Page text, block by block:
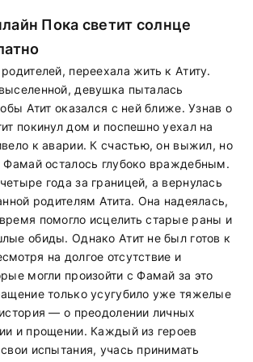
Пока светит солнце
переехала жить к Атиту.
девушка пыталась
Атит оказался с ней ближе. Узнав о
покинул дом и поспешно уехал на
к аварии. К счастью, он выжил, но
Фамай осталось глубоко враждебным.
года за границей, а вернулась
родителям Атита. Она надеялась,
помогло исцелить старые раны и
обиды. Однако Атит не был готов к
на долгое отсутствие и
могли произойти с Фамай за это
только усугубило уже тяжелые
— о преодолении личных
и прощении. Каждый из героев
испытания, учась принимать